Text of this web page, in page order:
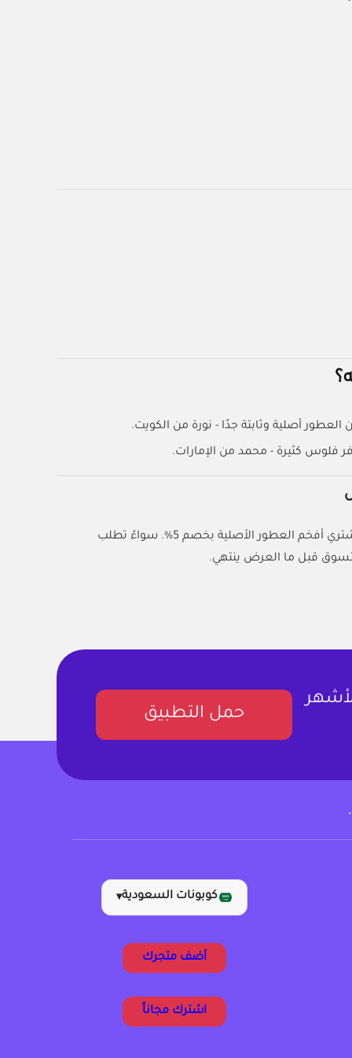
أصلية وثابتة جدًا - نورة من الكويت.
فلوس كثيرة - محمد من الإمارات.
عشان تشتري أفخم العطور الأصلية بخصم 5%. سواءً تطلب
قبل ما العرض ينتهي.
حمل التطبيق
كوبونات السعودية▾
أضف متجرك
اشترك مجاناً